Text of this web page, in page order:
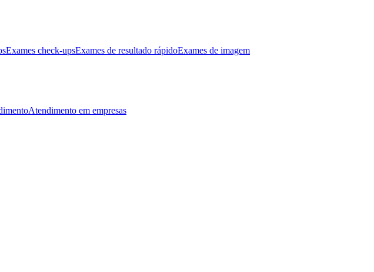
Exames check-upsExames de resultado rápidoExames de imagem
Atendimento em empresas